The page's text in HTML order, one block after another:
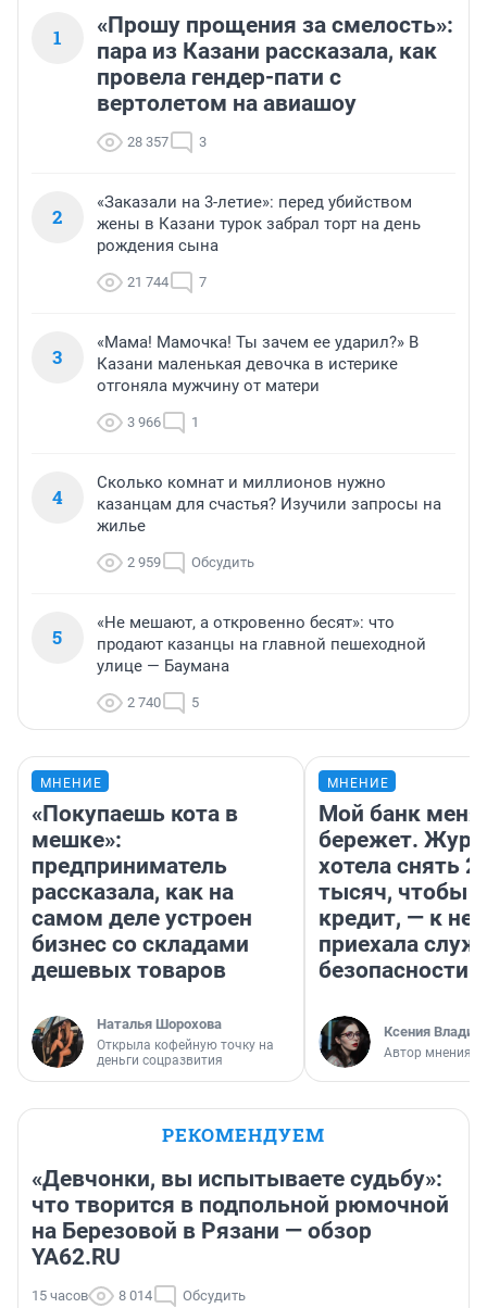
1
«Прошу прощения за смелость»:
пара из Казани рассказала, как
провела гендер-пати с
вертолетом на авиашоу
28 357 3
2
«Заказали на 3-летие»: перед убийством
жены в Казани турок забрал торт на день
рождения сына
21 744 7
3
«Мама! Мамочка! Ты зачем ее ударил?» В
Казани маленькая девочка в истерике
отгоняла мужчину от матери
3 966 1
4
Сколько комнат и миллионов нужно
казанцам для счастья? Изучили запросы на
жилье
2 959 Обсудить
5
«Не мешают, а откровенно бесят»: что
продают казанцы на главной пешеходной
улице — Баумана
2 740 5
МНЕНИЕ
«Покупаешь кота в
мешке»:
предприниматель
рассказала, как на
самом деле устроен
бизнес со складами
дешевых товаров
Наталья Шорохова
Открыла кофейную точку на
деньги соцразвития
МНЕНИЕ
Мой банк меня
бережет.
хотела снять
тысяч, чтобы
кредит, — к
приехала
безопасности
Ксения
Автор мнения
РЕКОМЕНДУЕМ
«Девчонки, вы испытываете судьбу»:
что творится в подпольной рюмочной
на Березовой в Рязани — обзор
YA62.RU
15 часов 8 014 Обсудить